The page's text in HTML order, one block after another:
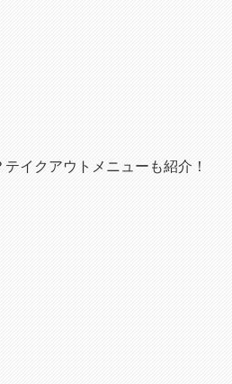
イクアウトメニューも紹介！